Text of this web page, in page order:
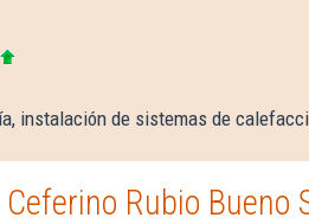
instalación de sistemas de
Rubio Bueno